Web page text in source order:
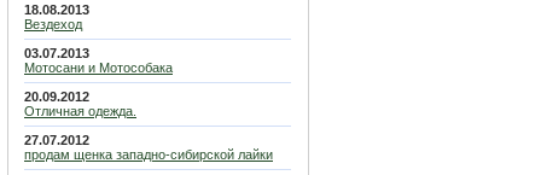
18.08.2013
Вездеход
03.07.2013
Мотосани и Мотособака
20.09.2012
Отличная одежда.
27.07.2012
продам щенка западно-сибирской лайки